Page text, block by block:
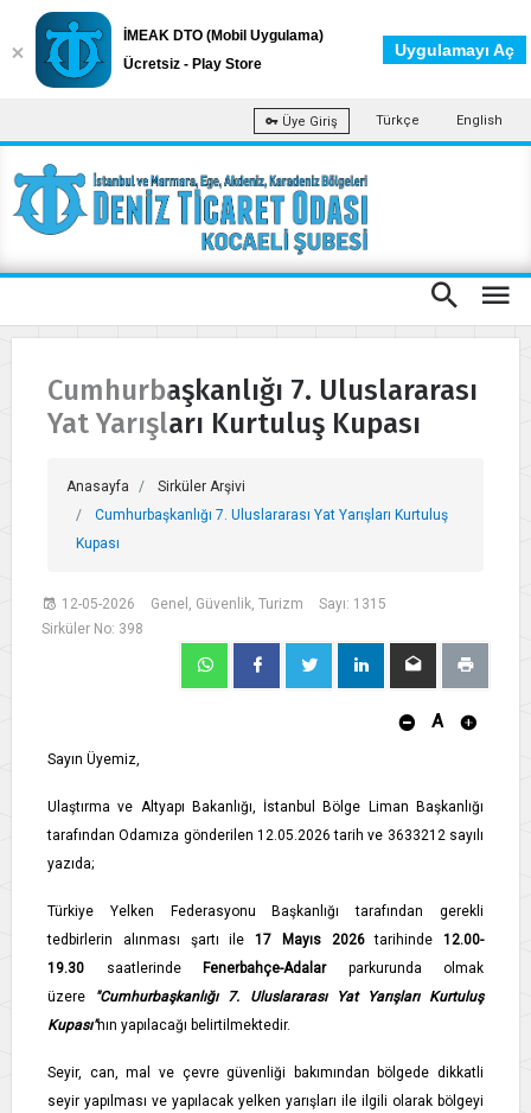
Üye Giriş Türkçe English
Cumhurbaşkanlığı 7. Uluslararası
Yat Yarışları Kurtuluş Kupası
Anasayfa
Sirküler Arşivi
Cumhurbaşkanlığı 7. Uluslararası Yat Yarışları Kurtuluş
Kupası
12-05-2026 Genel, Güvenlik, Turizm
Sayı: 1315
Sirküler No: 398
A
Sayın Üyemiz,
Ulaştırma ve Altyapı Bakanlığı, İstanbul Bölge Liman Başkanlığı
tarafından Odamıza gönderilen 12.05.2026 tarih ve 3633212 sayılı
yazıda;
Türkiye Yelken Federasyonu Başkanlığı tarafından gerekli
tedbirlerin alınması şartı ile 17 Mayıs 2026tarihinde 12.00-
19.30 saatlerinde Fenerbahçe-Adalarparkurunda olmak
üzere
"Cumhurbaşkanlığı 7. Uluslararası Yat Yarışları Kurtuluş
Kupası"nın yapılacağı belirtilmektedir.
Seyir, can, mal ve çevre güvenliği bakımından bölgede dikkatli
seyir yapılması ve yapılacak yelken yarışları ile ilgili olarak bölgeyi
İMEAK DTO (Mobil Uygulama)
Ücretsiz - Play Store
Uygulamayı Aç